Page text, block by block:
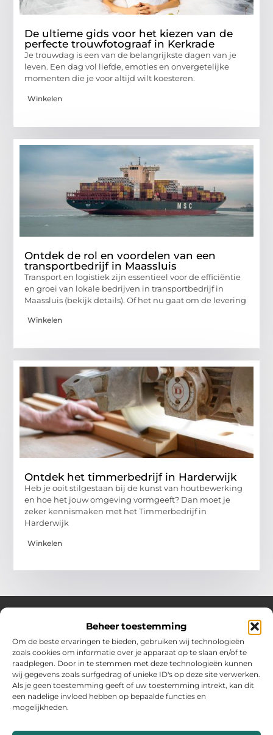
Beheer toestemming
Om de beste ervaringen te bieden, gebruiken wij technologieën
zoals cookies om informatie over je apparaat op te slaan en/of te
raadplegen. Door in te stemmen met deze technologieën kunnen
wij gegevens zoals surfgedrag of unieke ID's op deze site verwerken.
Als je geen toestemming geeft of uw toestemming intrekt, kan dit
een nadelige invloed hebben op bepaalde functies en
mogelijkheden.
De ultieme gids voor het kiezen van de
perfecte trouwfotograaf in Kerkrade
Je trouwdag is een van de belangrijkste dagen van je
leven. Een dag vol liefde, emoties en onvergetelijke
momenten die je voor altijd wilt koesteren.
Winkelen
Ontdek de rol en voordelen van een
transportbedrijf in Maassluis
Transport en logistiek zijn essentieel voor de efficiëntie
en groei van lokale bedrijven in transportbedrijf in
Maassluis (bekijk details). Of het nu gaat om de levering
Winkelen
Ontdek het timmerbedrijf in Harderwijk
Heb je ooit stilgestaan bij de kunst van houtbewerking
en hoe het jouw omgeving vormgeeft? Dan moet je
zeker kennismaken met het Timmerbedrijf in
Harderwijk
Winkelen
Over Hollandwinkelt
Jouw bron voor inspiratie en handige tips voor het dagelijks
leven.
Verken een gevarieerde selectie blogs en artikelen boordevol
praktische adviezen en verrassende inzichten om het beste uit
elke dag te halen.